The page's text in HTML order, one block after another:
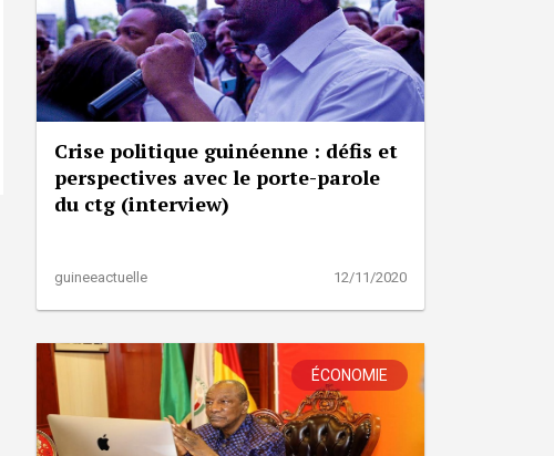
Crise politique guinéenne : défis et
perspectives avec le porte-parole
du ctg (interview)
guineeactuelle 12/11/2020
ÉCONOMIE